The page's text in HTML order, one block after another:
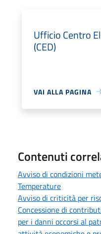
Ufficio Centro
(CED)
VAI ALLA PAGINA
Contenuti
Avviso di condizioni
Temperature
Avviso di criticità per
Concessione di
per i danni occorsi al